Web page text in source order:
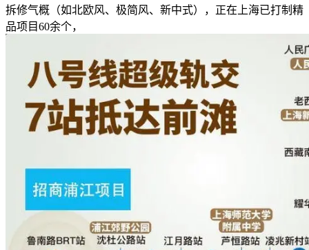
拆修气概（如北欧风、极简风、新中式），正在上海已打制精
品项目60余个，